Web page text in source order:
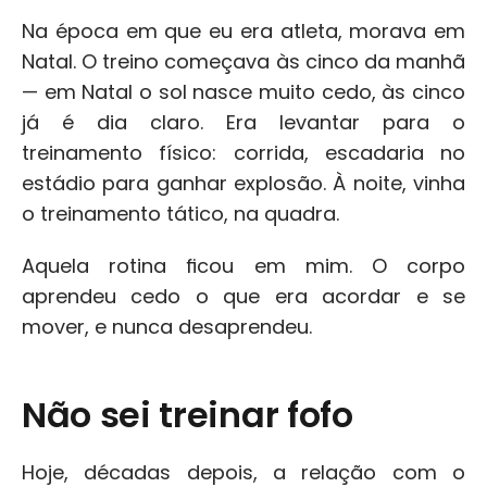
Na época em que eu era atleta, morava em
Natal. O treino começava às cinco da manhã
— em Natal o sol nasce muito cedo, às cinco
já é dia claro. Era levantar para o
treinamento físico: corrida, escadaria no
estádio para ganhar explosão. À noite, vinha
o treinamento tático, na quadra.
Aquela rotina ficou em mim. O corpo
aprendeu cedo o que era acordar e se
mover, e nunca desaprendeu.
Não sei treinar fofo
Hoje, décadas depois, a relação com o